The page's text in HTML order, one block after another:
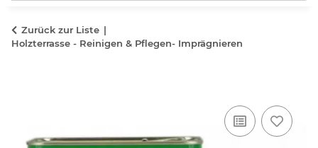
Zurück zur Liste
Holzterrasse - Reinigen & Pflegen- Imprägnieren